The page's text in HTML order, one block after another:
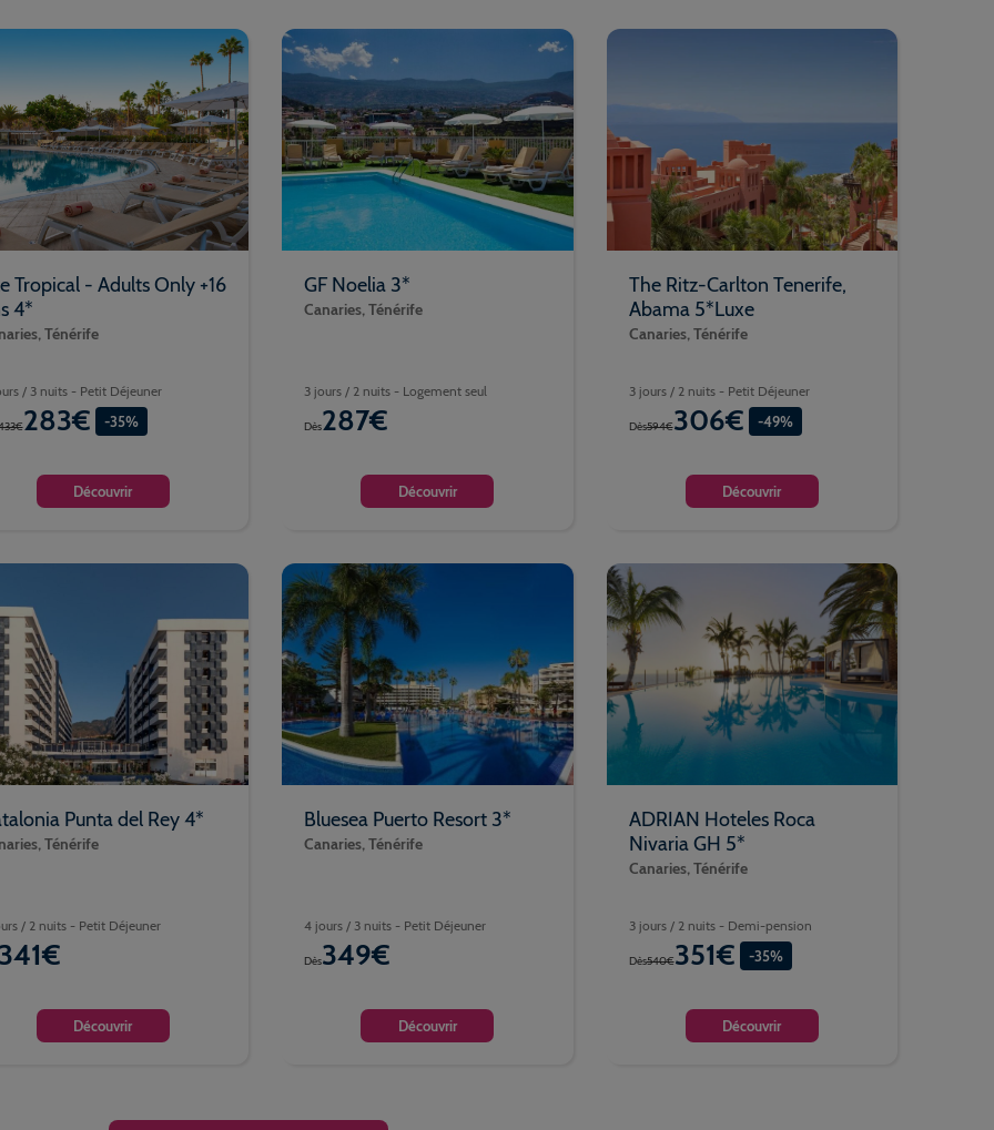
Tropical - Adults Only +16
4*
Ténérife
/ 3 nuits - Petit Déjeuner
283€ -35%
Découvrir
GF Noelia 3*
Canaries, Ténérife
3 jours / 2 nuits - Logement seul
Dès287€
Découvrir
The Ritz-Carlton Tenerife,
Abama 5*Luxe
Canaries, Ténérife
3 jours / 2 nuits - Petit Déjeuner
Dès594€306€ -49%
Découvrir
Punta del Rey 4*
Ténérife
/ 2 nuits - Petit Déjeuner
Découvrir
Bluesea Puerto Resort 3*
Canaries, Ténérife
4 jours / 3 nuits - Petit Déjeuner
Dès349€
Découvrir
ADRIAN Hoteles Roca
Nivaria GH 5*
Canaries, Ténérife
3 jours / 2 nuits - Demi-pension
Dès540€351€ -35%
Découvrir